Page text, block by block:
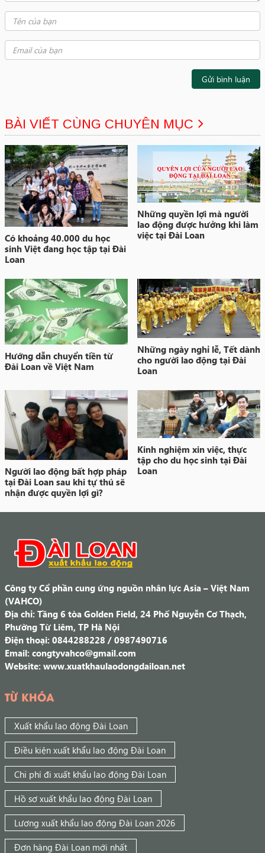
Gửi bình luận
BÀI VIẾT CÙNG CHUYÊN MỤC
Có khoảng 40.000 du học
sinh Việt đang học tập tại Đài
Loan
Những quyền lợi mà người
lao động được hưởng khi làm
việc tại Đài Loan
Hướng dẫn chuyển tiền từ
Đài Loan về Việt Nam
Những ngày nghỉ lễ, Tết dành
cho người lao động tại Đài
Loan
Người lao động bất hợp pháp
tại Đài Loan sau khi tự thú sẽ
nhận được quyền lợi gì?
Kinh nghiệm xin việc, thực
tập cho du học sinh tại Đài
Loan
Công ty Cổ phần cung ứng nguồn nhân lực Asia – Việt Nam
(VAHCO)
Địa chỉ: Tầng 6 tòa Golden Field, 24 Phố Nguyễn Cơ Thạch,
Phường Từ Liêm, TP Hà Nội
Điện thoại: 0844288228 / 0987490716
Email: congtyvahco@gmail.com
Website: www.xuatkhaulaodongdailoan.net
TỪ KHÓA
Xuất khẩu lao động Đài Loan
Điều kiện xuất khẩu lao động Đài Loan
Chi phí đi xuất khẩu lao động Đài Loan
Hồ sơ xuất khẩu lao động Đài Loan
Lương xuất khẩu lao động Đài Loan 2026
Đơn hàng Đài Loan mới nhất